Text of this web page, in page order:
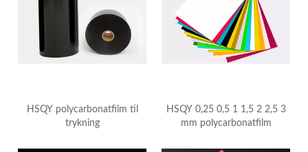
HSQY polycarbonatfilm til
trykning
HSQY 0,25 0,5 1 1,5 2 2,5 3
mm polycarbonatfilm